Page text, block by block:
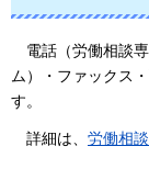
電話（労働相談
ム）・ファックス
す。
詳細は、 労働相